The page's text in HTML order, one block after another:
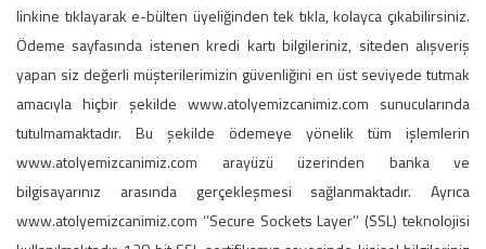
linkine tıklayarak e-bülten üyeliğinden tek tıkla, kolayca çıkabilirsiniz.
Ödeme sayfasında istenen kredi kartı bilgileriniz, siteden alışveriş
yapan siz değerli müşterilerimizin güvenliğini en üst seviyede tutmak
amacıyla hiçbir şekilde www.atolyemizcanimiz.com sunucularında
tutulmamaktadır. Bu şekilde ödemeye yönelik tüm işlemlerin
www.atolyemizcanimiz.com arayüzü üzerinden banka ve
bilgisayarınız arasında gerçekleşmesi sağlanmaktadır. Ayrıca
www.atolyemizcanimiz.com ‘’Secure Sockets Layer’’ (SSL) teknolojisi